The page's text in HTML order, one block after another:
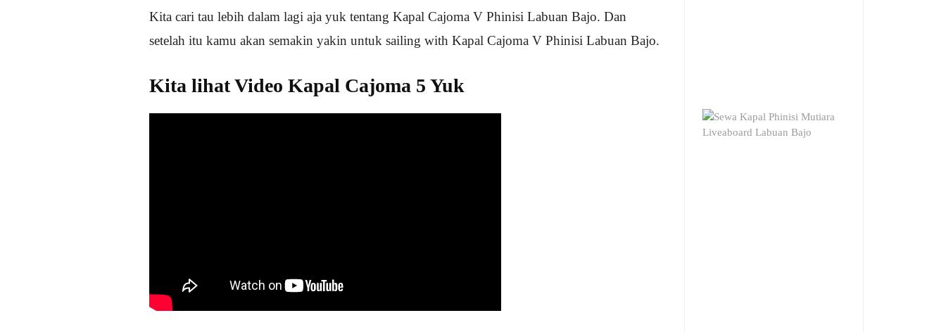
Kita cari tau lebih dalam lagi aja yuk tentang Kapal Cajoma V Phinisi Labuan Bajo. Dan
setelah itu kamu akan semakin yakin untuk sailing with Kapal Cajoma V Phinisi Labuan Bajo.
Kita lihat Video Kapal Cajoma 5 Yuk